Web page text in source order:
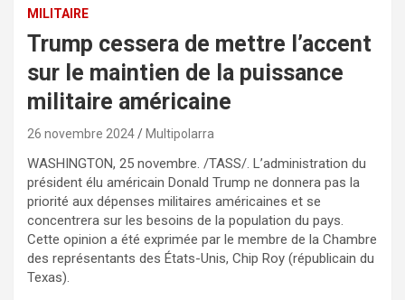
MILITAIRE
Trump cessera de mettre l’accent
sur le maintien de la puissance
militaire américaine
26 novembre 2024 Multipolarra
WASHINGTON, 25 novembre. /TASS/. L’administration du
président élu américain Donald Trump ne donnera pas la
priorité aux dépenses militaires américaines et se
concentrera sur les besoins de la population du pays.
Cette opinion a été exprimée par le membre de la Chambre
des représentants des États-Unis, Chip Roy (républicain du
Texas).